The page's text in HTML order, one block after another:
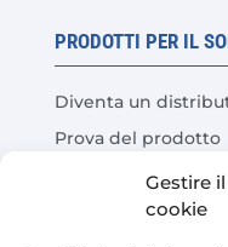
Gestire
cookie
PRODOTTI PER IL
Diventa un
Prova del prodotto
Domande frequenti
Calcolatore del